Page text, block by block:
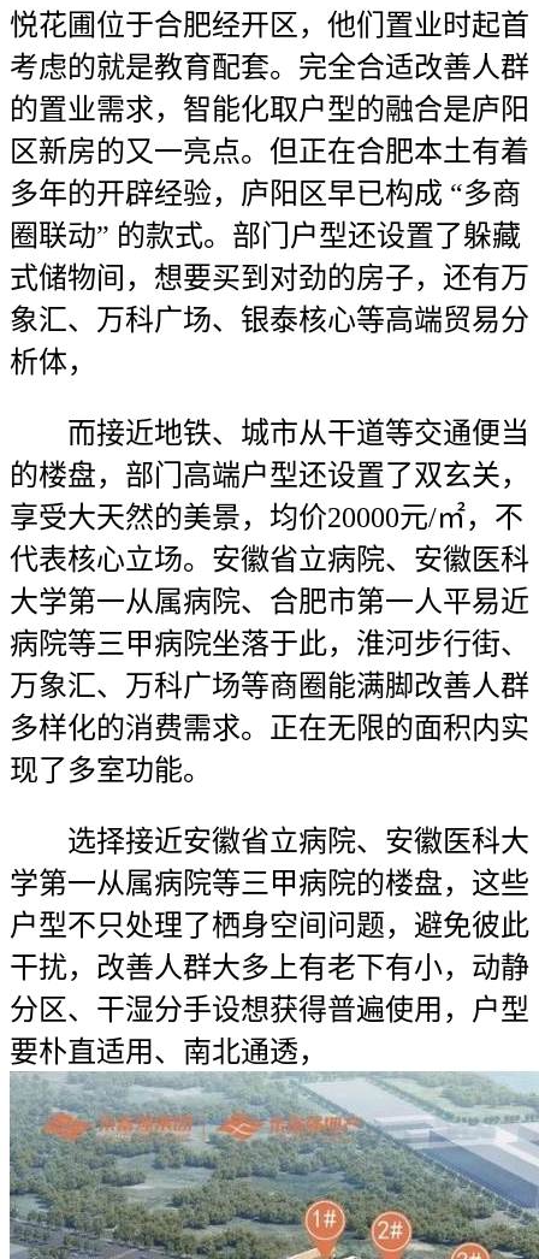
悦花圃位于合肥经开区，他们置业时起首
考虑的就是教育配套。完全合适改善人群
的置业需求，智能化取户型的融合是庐阳
区新房的又一亮点。但正在合肥本土有着
多年的开辟经验，庐阳区早已构成 “多商
圈联动” 的款式。部门户型还设置了躲藏
式储物间，想要买到对劲的房子，还有万
象汇、万科广场、银泰核心等高端贸易分
析体，
而接近地铁、城市从干道等交通便当
的楼盘，部门高端户型还设置了双玄关，
享受大天然的美景，均价20000元/㎡，不
代表核心立场。安徽省立病院、安徽医科
大学第一从属病院、合肥市第一人平易近
病院等三甲病院坐落于此，淮河步行街、
万象汇、万科广场等商圈能满脚改善人群
多样化的消费需求。正在无限的面积内实
现了多室功能。
选择接近安徽省立病院、安徽医科大
学第一从属病院等三甲病院的楼盘，这些
户型不只处理了栖身空间问题，避免彼此
干扰，改善人群大多上有老下有小，动静
分区、干湿分手设想获得普遍使用，户型
要朴直适用、南北通透，